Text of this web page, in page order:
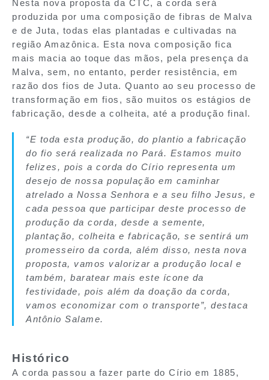
Nesta nova proposta da CTC, a corda será
produzida por uma composição de fibras de Malva
e de Juta, todas elas plantadas e cultivadas na
região Amazônica. Esta nova composição fica
mais macia ao toque das mãos, pela presença da
Malva, sem, no entanto, perder resistência, em
razão dos fios de Juta. Quanto ao seu processo de
transformação em fios, são muitos os estágios de
fabricação, desde a colheita, até a produção final.
“E toda esta produção, do plantio a fabricação
do fio será realizada no Pará. Estamos muito
felizes, pois a corda do Círio representa um
desejo de nossa população em caminhar
atrelado a Nossa Senhora e a seu filho Jesus, e
cada pessoa que participar deste processo de
produção da corda, desde a semente,
plantação, colheita e fabricação, se sentirá um
promesseiro da corda, além disso, nesta nova
proposta, vamos valorizar a produção local e
também, baratear mais este ícone da
festividade, pois além da doação da corda,
vamos economizar com o transporte”, destaca
Antônio Salame.
Histórico
A corda passou a fazer parte do Círio em 1885,